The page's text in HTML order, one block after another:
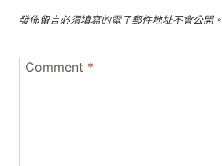
發佈留言必須填寫的電子郵件地址不會公開。
Comment *